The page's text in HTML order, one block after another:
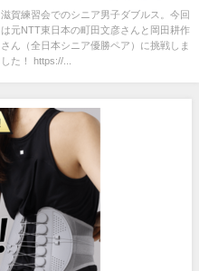
に学ぶ！
滋賀練習会でのシニア男子ダブルス。今回
は元NTT東日本の町田文彦さんと岡田耕作
さん（全日本シニア優勝ペア）に挑戦しま
した！ https://...